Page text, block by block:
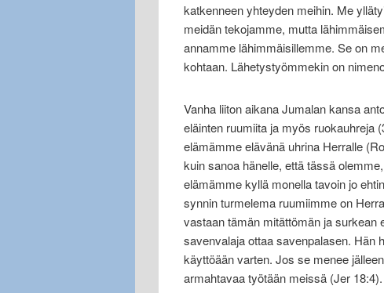
katkenneen yhteyden meihin. Me
meidän tekojamme, mutta
annamme lähimmäisillemme. Se on
kohtaan. Lähetystyömmekin on
Vanha liiton aikana Jumalan kansa
eläinten ruumiita ja myös ruokauhreja
elämämme elävänä uhrina Herralle
kuin sanoa hänelle, että tässä
elämämme kyllä monella tavoin jo
synnin turmelema ruumiimme on
vastaan tämän mitättömän ja
savenvalaja ottaa savenpalasen. Hän
käyttöään varten. Jos se menee
armahtavaa työtään meissä (Jer